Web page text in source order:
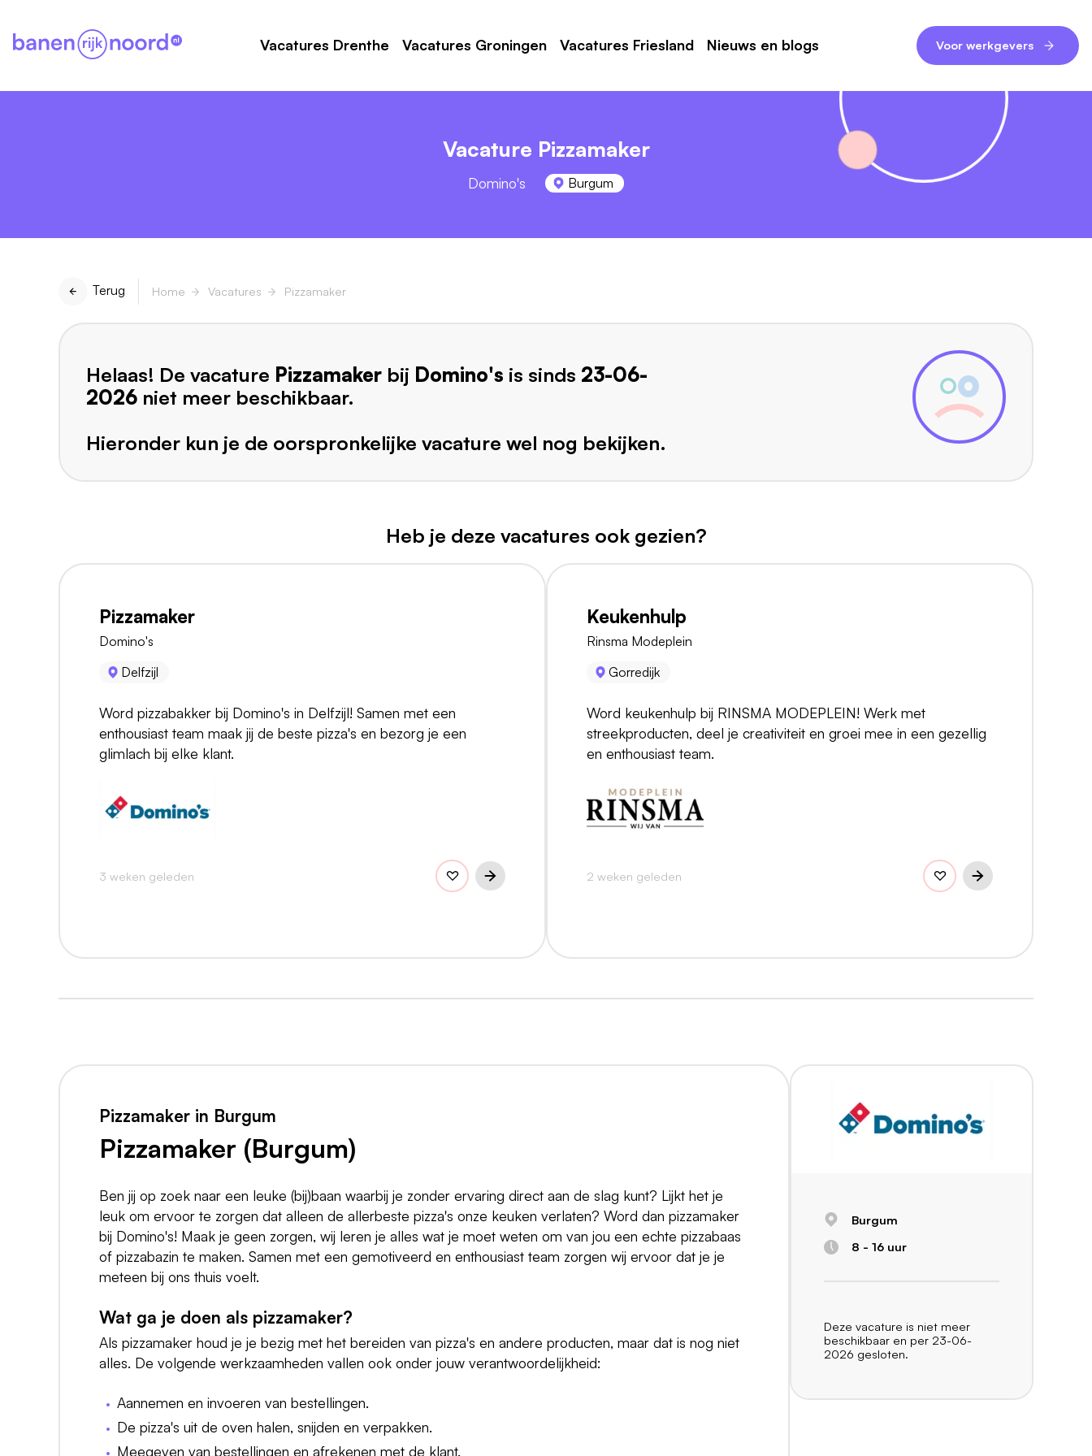
Vacatures Drenthe Vacatures Groningen Vacatures Friesland Nieuws en blogs Voor werkgevers
Vacature Pizzamaker
Domino's Burgum
Terug Home Vacatures Pizzamaker
Helaas! De vacature Pizzamaker bij Domino's is sinds 23-06-
2026 niet meer beschikbaar.
Hieronder kun je de oorspronkelijke vacature wel nog bekijken.
Heb je deze vacatures ook gezien?
Pizzamaker
Domino's
Delfzijl
Word pizzabakker bij Domino's in Delfzijl! Samen met een
enthousiast team maak jij de beste pizza's en bezorg je een
glimlach bij elke klant.
3 weken geleden
Keukenhulp
Rinsma Modeplein
Gorredijk
Word keukenhulp bij RINSMA MODEPLEIN! Werk met
streekproducten, deel je creativiteit en groei mee in een gezellig
en enthousiast team.
2 weken geleden
Pizzamaker in Burgum
Pizzamaker (Burgum)
Ben jij op zoek naar een leuke (bij)baan waarbij je zonder ervaring direct aan de slag kunt? Lijkt het je
leuk om ervoor te zorgen dat alleen de allerbeste pizza's onze keuken verlaten? Word dan pizzamaker
bij Domino's! Maak je geen zorgen, wij leren je alles wat je moet weten om van jou een echte pizzabaas
of pizzabazin te maken. Samen met een gemotiveerd en enthousiast team zorgen wij ervoor dat je je
meteen bij ons thuis voelt.
Wat ga je doen als pizzamaker?
Als pizzamaker houd je je bezig met het bereiden van pizza's en andere producten, maar dat is nog niet
alles. De volgende werkzaamheden vallen ook onder jouw verantwoordelijkheid:
Aannemen en invoeren van bestellingen.
De pizza's uit de oven halen, snijden en verpakken.
Meegeven van bestellingen en afrekenen met de klant.
Burgum
8 - 16 uur
Deze vacature is niet meer
beschikbaar en per 23-06-
2026 gesloten.